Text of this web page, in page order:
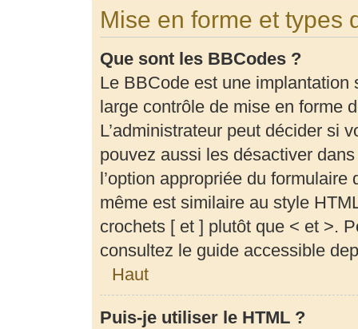
Mise en forme et types
Que sont les BBCodes ?
Le BBCode est une
large contrôle de mise en forme
L’administrateur peut décider si
pouvez aussi les désactiver
l’option appropriée du
même est similaire au style
crochets [ et ] plutôt que < et >.
consultez le guide accessible
Haut
Puis-je utiliser le HTML ?